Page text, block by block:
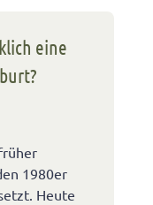
eine
1980er
Heute